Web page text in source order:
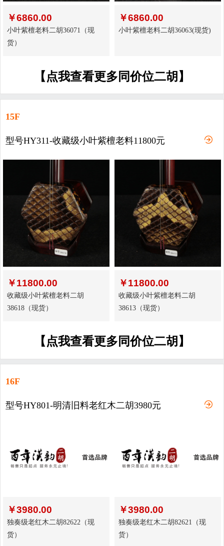
￥6860.00
小叶紫檀老料二胡36071（现
货）
￥6860.00
小叶紫檀老料二胡36063(现货)
【点我查看更多同价位二胡】
15F
型号HY311-收藏级小叶紫檀老料11800元
￥11800.00
收藏级小叶紫檀老料二胡
38618（现货）
￥11800.00
收藏级小叶紫檀老料二胡
38613（现货）
【点我查看更多同价位二胡】
16F
型号HY801-明清旧料老红木二胡3980元
￥3980.00
独奏级老红木二胡82622（现
货）
￥3980.00
独奏级老红木二胡82621（现
货）